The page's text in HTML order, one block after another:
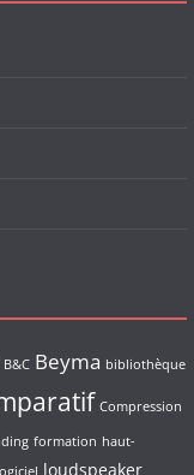
B&C Beyma bibliothèque
Compression
formation haut-
loudspeaker